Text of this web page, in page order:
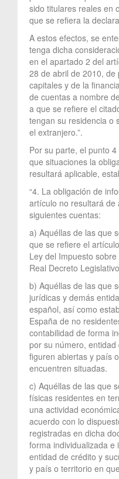
sido titulares reales en
que se refiera la
A estos efectos, se
tenga dicha
en el apartado 2 del
28 de abril de 2010, de
capitales y de la
de cuentas a nombre
a que se refiere el
tengan su residencia o
el extranjero.”.
Por su parte, el punto
que situaciones la
resultará aplicable,
“4. La obligación de
artículo no resultará de
siguientes cuentas:
a) Aquéllas de las que
que se refiere el
Ley del Impuesto
Real Decreto
b) Aquéllas de las que
jurídicas y demás
español, así como
España de no
contabilidad de forma
por su número,
figuren abiertas y país
encuentren situadas.
c) Aquéllas de las que
físicas residentes en
una actividad
acuerdo con lo
registradas en dicha
forma individualizada e
entidad de crédito y
y país o territorio en